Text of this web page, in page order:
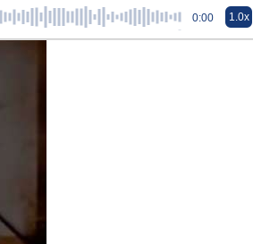
0:00 1.0x